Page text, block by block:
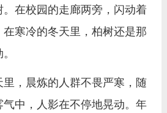
在校园的走廊两旁，闪动着
寒冷的冬天里，柏树还是那
，晨炼的人群不畏严寒，随
中，人影在不停地晃动。年